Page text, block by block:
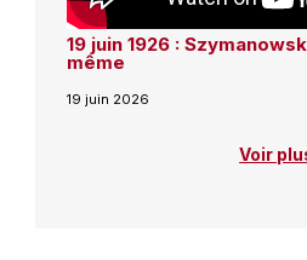
19 juin 1926 :
même
19 juin 2026
Voir